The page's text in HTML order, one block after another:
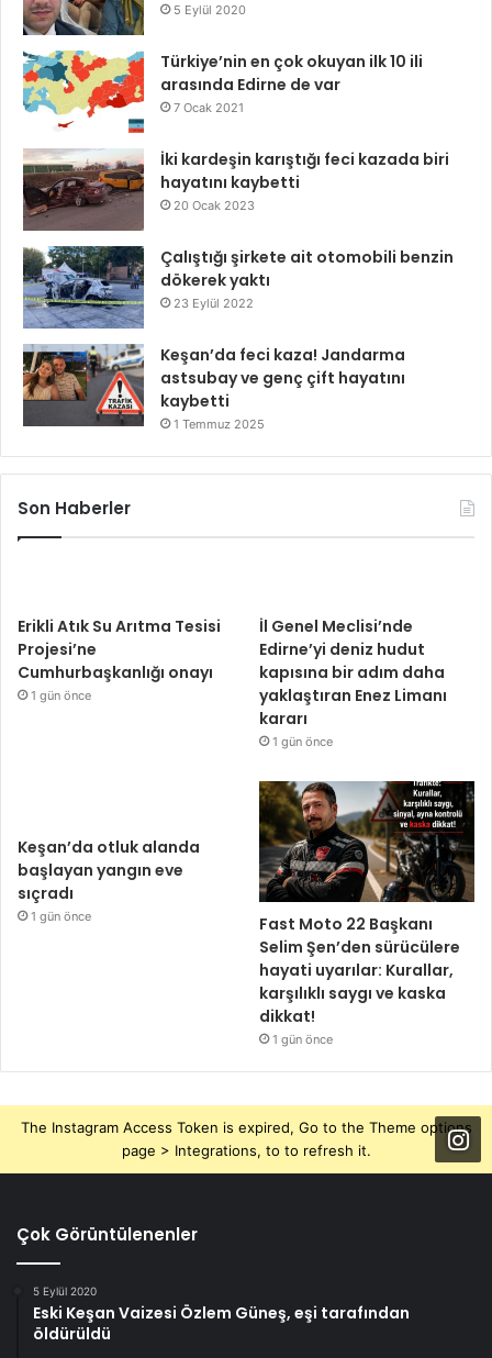
5 Eylül 2020
Türkiye’nin en çok okuyan ilk 10 ili
arasında Edirne de var
7 Ocak 2021
İki kardeşin karıştığı feci kazada biri
hayatını kaybetti
20 Ocak 2023
Çalıştığı şirkete ait otomobili benzin
dökerek yaktı
23 Eylül 2022
Keşan’da feci kaza! Jandarma
astsubay ve genç çift hayatını
kaybetti
1 Temmuz 2025
Son Haberler
Erikli Atık Su Arıtma Tesisi
Projesi’ne
Cumhurbaşkanlığı onayı
1 gün önce
İl Genel Meclisi’nde
Edirne’yi deniz hudut
kapısına bir adım daha
yaklaştıran Enez Limanı
kararı
1 gün önce
Keşan’da otluk alanda
başlayan yangın eve
sıçradı
1 gün önce
Fast Moto 22 Başkanı
Selim Şen’den sürücülere
hayati uyarılar: Kurallar,
karşılıklı saygı ve kaska
dikkat!
1 gün önce
The Instagram Access Token is expired, Go to the Theme options
page > Integrations, to to refresh it.
Çok Görüntülenenler
5 Eylül 2020
Eski Keşan Vaizesi Özlem Güneş, eşi tarafından
öldürüldü